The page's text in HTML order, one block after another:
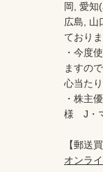
岡, 愛知
広島, 山
ておりま
・今度
ますので
心当た
・株主
様　J・
オンラ